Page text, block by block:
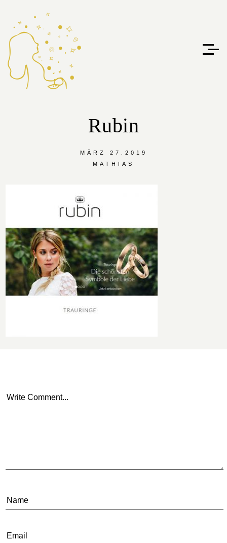
Rubin
MÄRZ 27.2019
MATHIAS